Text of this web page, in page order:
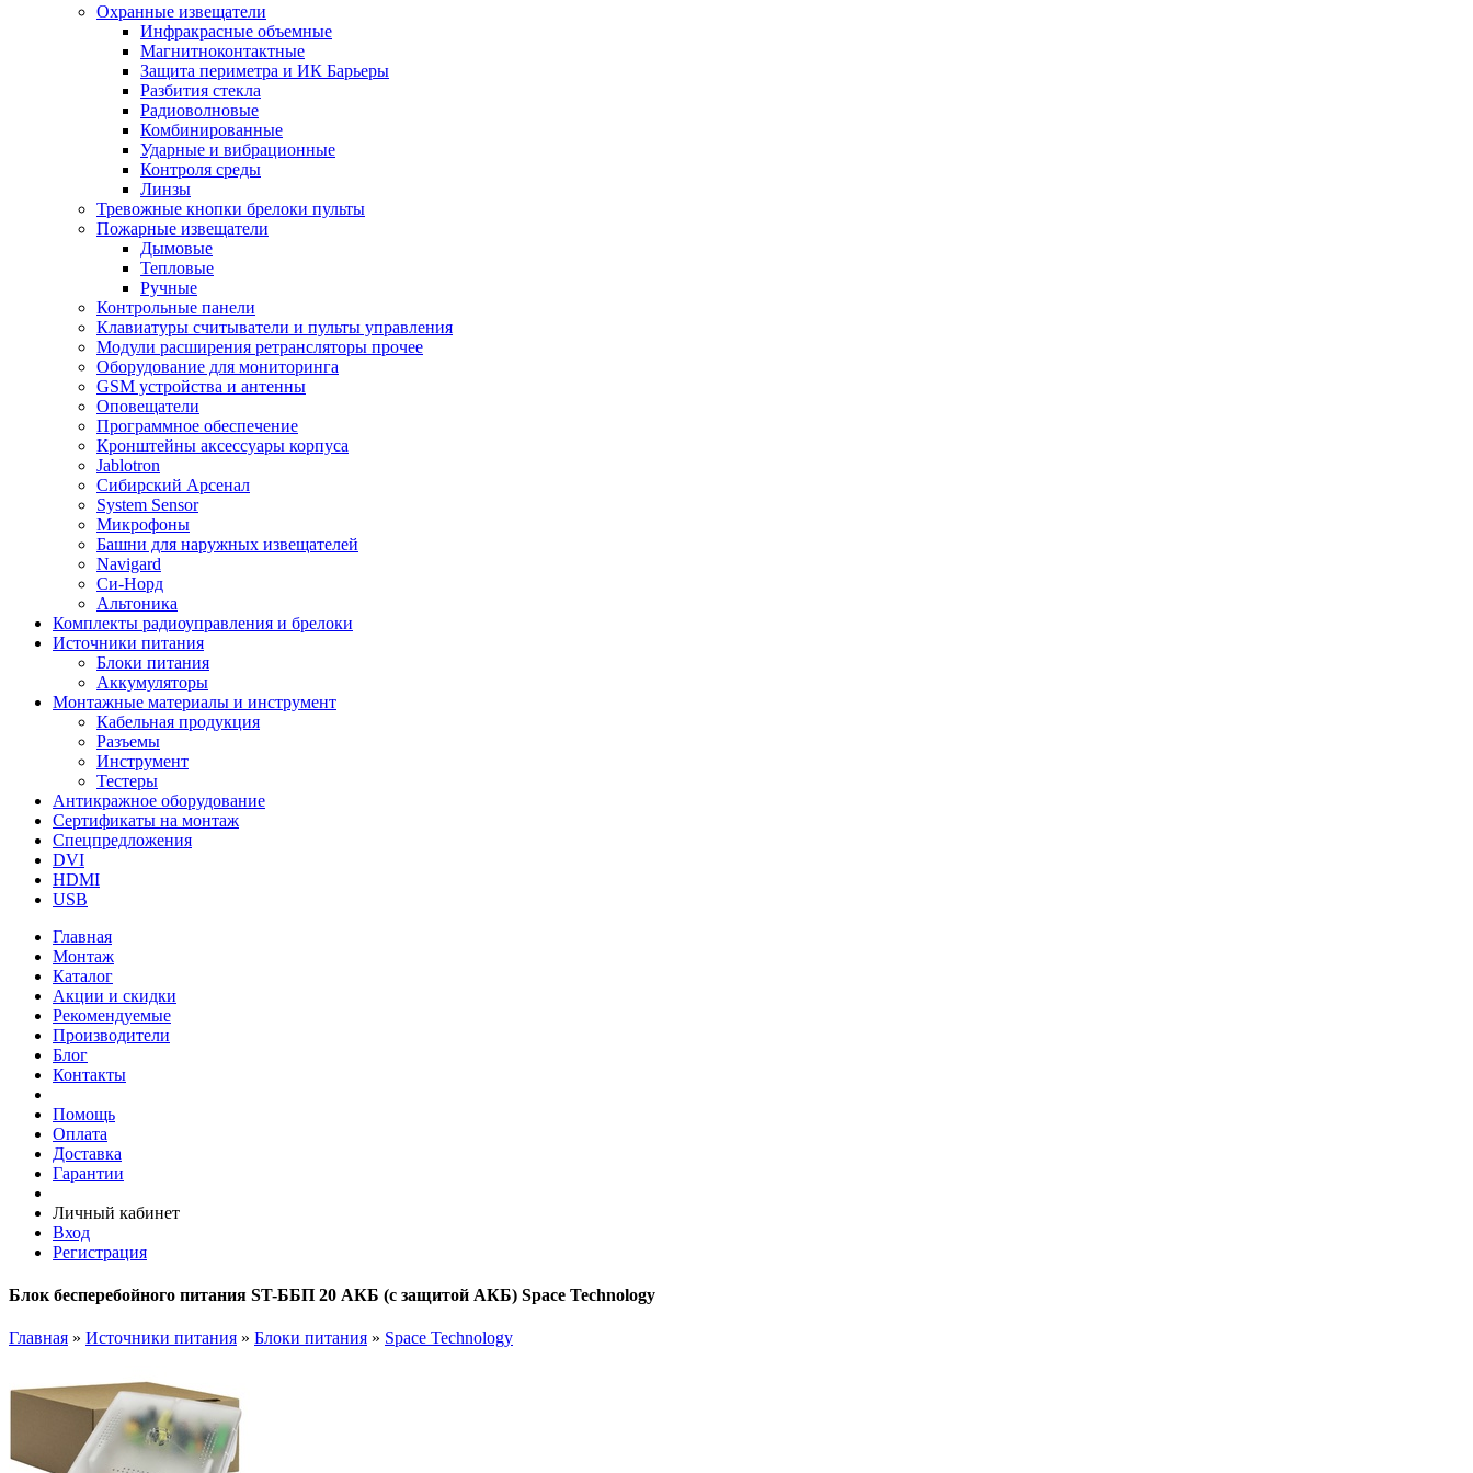
Охранные извещатели
Инфракрасные объемные
Магнитноконтактные
Защита периметра и ИК Барьеры
Разбития стекла
Радиоволновые
Комбинированные
Ударные и вибрационные
Контроля среды
Линзы
Тревожные кнопки брелоки пульты
Пожарные извещатели
Дымовые
Тепловые
Ручные
Контрольные панели
Клавиатуры считыватели и пульты управления
Модули расширения ретрансляторы прочее
Оборудование для мониторинга
GSM устройства и антенны
Оповещатели
Программное обеспечение
Кронштейны аксессуары корпуса
Jablotron
Сибирский Арсенал
System Sensor
Микрофоны
Башни для наружных извещателей
Navigard
Си-Норд
Альтоника
Комплекты радиоуправления и брелоки
Источники питания
Блоки питания
Аккумуляторы
Монтажные материалы и инструмент
Кабельная продукция
Разъемы
Инструмент
Тестеры
Антикражное оборудование
Сертификаты на монтаж
Спецпредложения
DVI
HDMI
USB
Главная
Монтаж
Каталог
Акции и скидки
Рекомендуемые
Производители
Блог
Контакты
Помощь
Оплата
Доставка
Гарантии
Личный кабинет
Вход
Регистрация
Блок бесперебойного питания ST-ББП 20 АКБ (с защитой АКБ) Space Technology
Главная » Источники питания » Блоки питания » Space Technology